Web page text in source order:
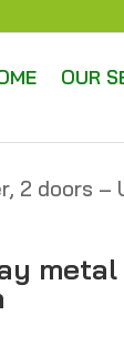
OUR
2 doors –
metal